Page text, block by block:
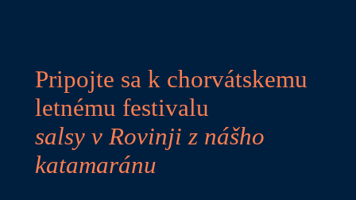
Pripojte sa k chorvátskemu
letnému festivalu
salsy v Rovinji z nášho
katamaránu